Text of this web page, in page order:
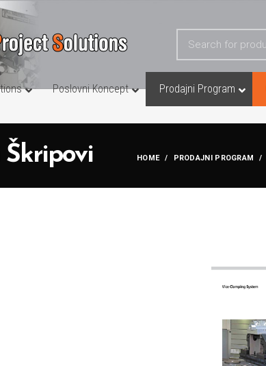
Poslovni Koncept Prodajni Program
Škripovi HOME PRODAJNI PROGRAM